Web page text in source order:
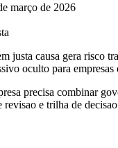
março de 2026
justa causa gera risco
oculto para
precisa combinar
revisao e trilha de